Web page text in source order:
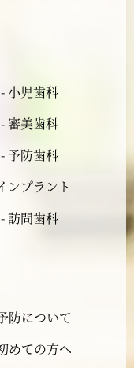
- 小児歯科
- 審美歯科
- 予防歯科
ンプラント
- 訪問歯科
防について
めての方へ